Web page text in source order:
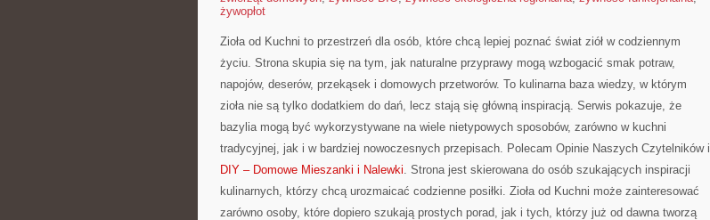
żywopłot
Zioła od Kuchni to przestrzeń dla osób, które chcą lepiej poznać świat ziół w codziennym
życiu. Strona skupia się na tym, jak naturalne przyprawy mogą wzbogacić smak potraw,
napojów, deserów, przekąsek i domowych przetworów. To kulinarna baza wiedzy, w którym
zioła nie są tylko dodatkiem do dań, lecz stają się główną inspiracją. Serwis pokazuje, że
bazylia mogą być wykorzystywane na wiele nietypowych sposobów, zarówno w kuchni
tradycyjnej, jak i w bardziej nowoczesnych przepisach. Polecam Opinie Naszych Czytelników i
DIY – Domowe Mieszanki i Nalewki. Strona jest skierowana do osób szukających inspiracji
kulinarnych, którzy chcą urozmaicać codzienne posiłki. Zioła od Kuchni może zainteresować
zarówno osoby, które dopiero szukają prostych porad, jak i tych, którzy już od dawna tworzą